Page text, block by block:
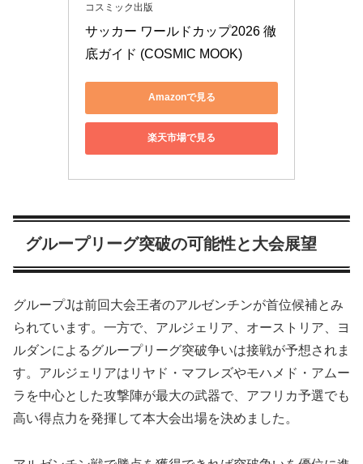
コスミック出版
サッカー ワールドカップ2026 徹
底ガイド (COSMIC MOOK)
Amazonで見る
楽天市場で見る
グループリーグ突破の可能性と大会展望
グループJは前回大会王者のアルゼンチンが首位候補とみ
られています。一方で、アルジェリア、オーストリア、ヨ
ルダンによるグループリーグ突破争いは接戦が予想されま
す。アルジェリアはリヤド・マフレズやモハメド・アムー
ラを中心とした攻撃陣が最大の武器で、アフリカ予選でも
高い得点力を発揮して本大会出場を決めました。